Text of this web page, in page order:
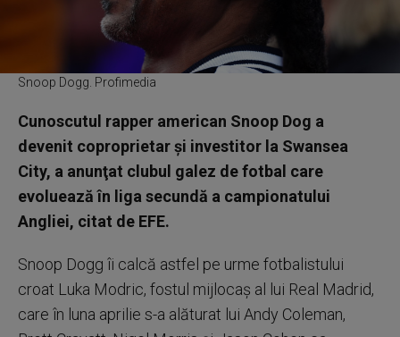
Snoop Dogg. Profimedia
Cunoscutul rapper american Snoop Dog a
devenit coproprietar şi investitor la Swansea
City, a anunţat clubul galez de fotbal care
evoluează în liga secundă a campionatului
Angliei, citat de EFE.
Snoop Dogg îi calcă astfel pe urme fotbalistului
croat Luka Modric, fostul mijlocaş al lui Real Madrid,
care în luna aprilie s-a alăturat lui Andy Coleman,